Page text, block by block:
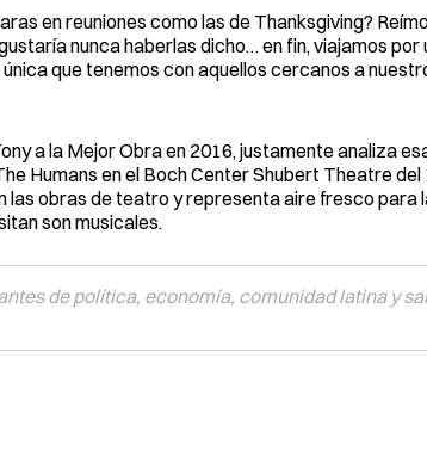
en reuniones como las de Thanksgiving?
nunca haberlas dicho… en fin, viajamos
que tenemos con aquellos cercanos a
a la Mejor Obra en 2016, justamente analiza
Humans en el Boch Center Shubert Theatre del
las obras de teatro y representa aire fresco
son musicales.
de política, economía, comunidad latina y